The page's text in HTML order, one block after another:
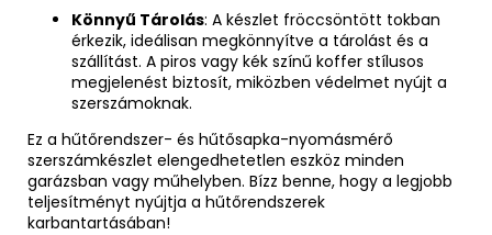
Könnyű Tárolás: A készlet fröccsöntött tokban
érkezik, ideálisan megkönnyítve a tárolást és a
szállítást. A piros vagy kék színű koffer stílusos
megjelenést biztosít, miközben védelmet nyújt a
szerszámoknak.
Ez a hűtőrendszer- és hűtősapka-nyomásmérő
szerszámkészlet elengedhetetlen eszköz minden
garázsban vagy műhelyben. Bízz benne, hogy a legjobb
teljesítményt nyújtja a hűtőrendszerek
karbantartásában!